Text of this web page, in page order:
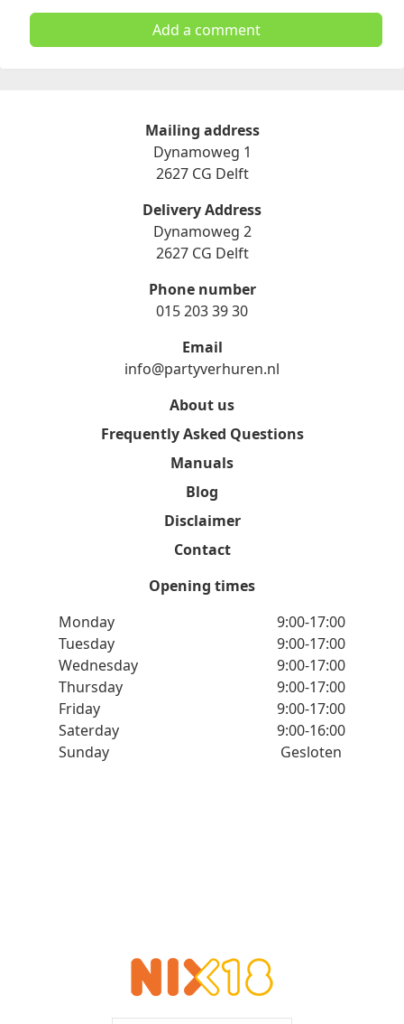
Add a comment
Mailing address
Dynamoweg 1
2627 CG Delft
Delivery Address
Dynamoweg 2
2627 CG Delft
Phone number
015 203 39 30
Email
info@partyverhuren.nl
About us
Frequently Asked Questions
Manuals
Blog
Disclaimer
Contact
Opening times
Monday
9:00-17:00
Tuesday
9:00-17:00
Wednesday
9:00-17:00
Thursday
9:00-17:00
Friday
9:00-17:00
Saterday
9:00-16:00
Sunday
Gesloten